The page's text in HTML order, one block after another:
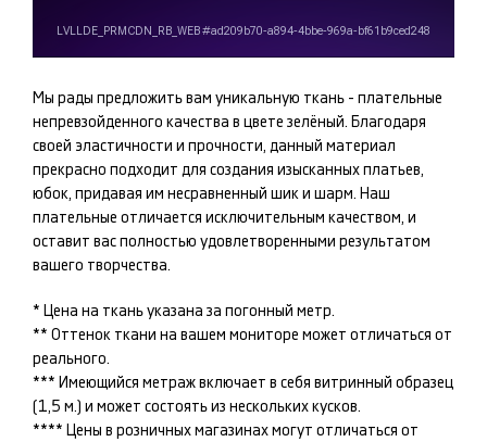
Мы рады предложить вам уникальную ткань - плательные
непревзойденного качества в цвете зелёный. Благодаря
своей эластичности и прочности, данный материал
прекрасно подходит для создания изысканных платьев,
юбок, придавая им несравненный шик и шарм. Наш
плательные отличается исключительным качеством, и
оставит вас полностью удовлетворенными результатом
вашего творчества.
* Цена на ткань указана за погонный метр.
** Оттенок ткани на вашем мониторе может отличаться от
реального.
*** Имеющийся метраж включает в себя витринный образец
(1,5 м.) и может состоять из нескольких кусков.
**** Цены в розничных магазинах могут отличаться от